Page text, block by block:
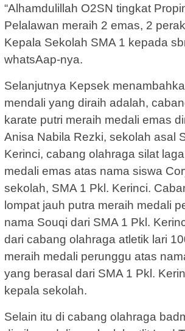
“Alhamdulillah O2SN tingkat
Pelalawan meraih 2 emas, 2
Kepala Sekolah SMA 1 kepada
whatsAap-nya.
Selanjutnya Kepsek
mendali yang diraih adalah,
karate putri meraih medali emas
Anisa Nabila Rezki, sekolah asal
Kerinci, cabang olahraga silat
medali emas atas nama siswa
sekolah, SMA 1 Pkl. Kerinci.
lompat jauh putra meraih medali
nama Souqi dari SMA 1 Pkl.
dari cabang olahraga atletik lari
meraih medali perunggu atas
yang berasal dari SMA 1 Pkl.
kepala sekolah.
Selain itu di cabang olahraga